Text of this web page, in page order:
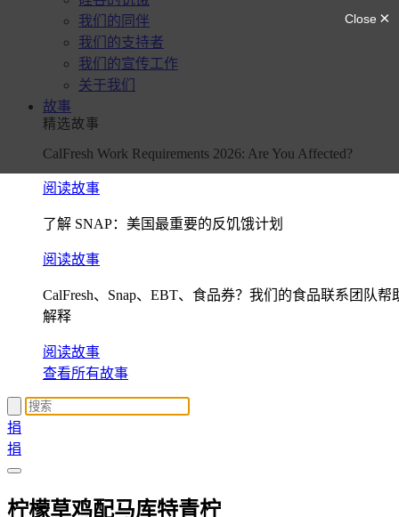
我们的同伴
我们的支持者
我们的宣传工作
关于我们
故事
精选故事
CalFresh Work Requirements 2026: Are You Affected?
阅读故事
了解 SNAP：美国最重要的反饥饿计划
阅读故事
CalFresh、Snap、EBT、食品券？我们的食品联系团队帮
解释
阅读故事
查看所有故事
捐
捐
柠檬草鸡配马库特青柠